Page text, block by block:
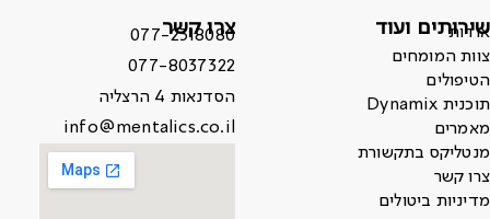
שירותים ועוד
אודות
צוות המומחים
הטיפולים
תוכנית Dynamix
מאמרים
מנטליקס בתקשורת
צרו קשר
מדיניות ביטולים
צרו קשר
077-2318080
077-8037322
הסדנאות 4 הרצליה
info@mentalics.co.il